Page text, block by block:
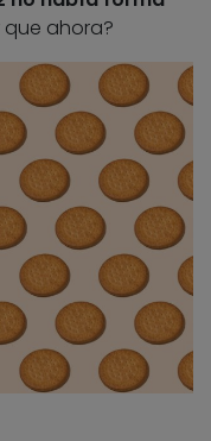
que ahora?